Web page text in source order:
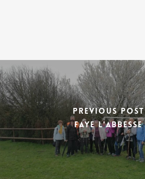
Previous Post
FAYE L'ABBESSE